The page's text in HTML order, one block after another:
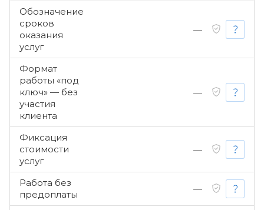
Обозначение
сроков
оказания
услуг
—
Формат
работы «под
ключ» — без
участия
клиента
—
Фиксация
стоимости
услуг
—
Работа без
предоплаты
—